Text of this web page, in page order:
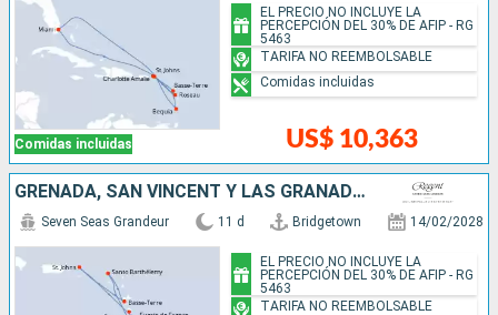
Comidas incluidas US$ 10,363
EL PRECIO NO INCLUYE LA
PERCEPCIÓN DEL 30% DE AFIP - RG
5463
TARIFA NO REEMBOLSABLE
Comidas incluidas
GRENADA, SAN VINCENT Y LAS GRANADINAS, SANTA LUCIA, FRANCIA, ESTADOS UNIDOS, DOMINICA, BARBADOS
Seven Seas Grandeur 11 d Bridgetown 14/02/2028
EL PRECIO NO INCLUYE LA
PERCEPCIÓN DEL 30% DE AFIP - RG
5463
TARIFA NO REEMBOLSABLE